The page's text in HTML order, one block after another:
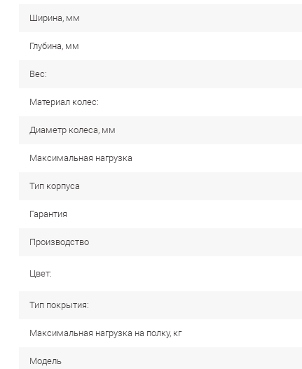
Ширина, мм
Глубина, мм
Вес:
Материал колес:
Диаметр колеса, мм
Максимальная нагрузка
Тип корпуса
Гарантия
Производство
Цвет:
Тип покрытия:
Максимальная нагрузка на полку, кг
Модель